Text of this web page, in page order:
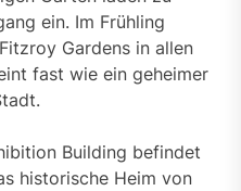
ein. Im Frühling
Gardens in allen
fast wie ein geheimer
Building befindet
historische Heim von